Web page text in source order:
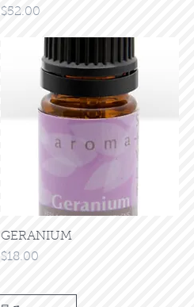
価格
$52.00
クイックビュー
GERANIUM
価格
$18.00